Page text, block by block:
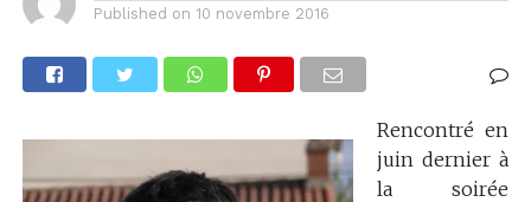
Published on 10 novembre 2016
Rencontré en
juin dernier à
la soirée